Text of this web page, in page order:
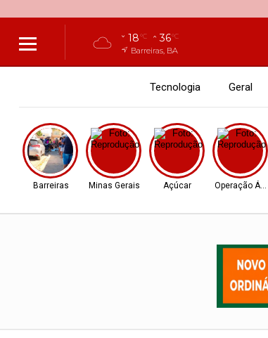
18°C 36°C
Barreiras, BA
Tecnologia Geral
Barreiras Minas Gerais Açúcar Operação Ágio